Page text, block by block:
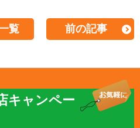
覧 前の記事
キャンペー